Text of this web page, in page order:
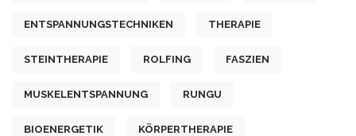
ENTSPANNUNGSTECHNIKEN THERAPIE
STEINTHERAPIE ROLFING FASZIEN
MUSKELENTSPANNUNG RUNGU
BIOENERGETIK KÖRPERTHERAPIE